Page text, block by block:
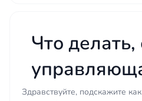
Что делать,
компания
Здравствуйте, подскажите